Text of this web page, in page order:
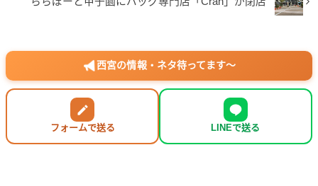
西宮の情報・ネタ待ってます〜
フォームで送る LINEで送る